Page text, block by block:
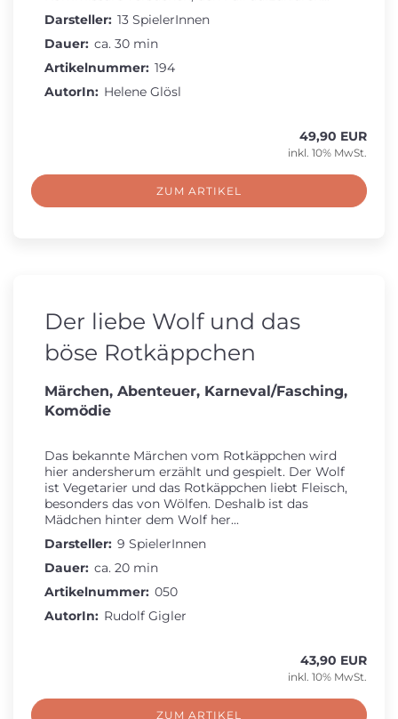
Darsteller: 13 SpielerInnen
Dauer: ca. 30 min
Artikelnummer: 194
AutorIn: Helene Glösl
49,90 EUR
inkl. 10% MwSt.
ZUM ARTIKEL
Der liebe Wolf und das
böse Rotkäppchen
Märchen, Abenteuer, Karneval/Fasching,
Komödie
Das bekannte Märchen vom Rotkäppchen wird
hier andersherum erzählt und gespielt. Der Wolf
ist Vegetarier und das Rotkäppchen liebt Fleisch,
besonders das von Wölfen. Deshalb ist das
Mädchen hinter dem Wolf her...
Darsteller: 9 SpielerInnen
Dauer: ca. 20 min
Artikelnummer: 050
AutorIn: Rudolf Gigler
43,90 EUR
inkl. 10% MwSt.
ZUM ARTIKEL